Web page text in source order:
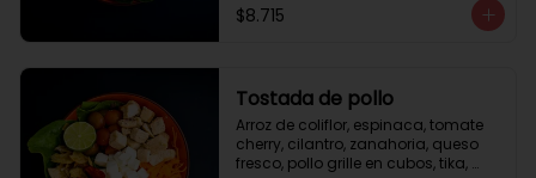
$8.715
Tostada de pollo
Arroz de coliflor, espinaca, tomate
cherry, cilantro, zanahoria, queso
fresco, pollo grille en cubos, tika,